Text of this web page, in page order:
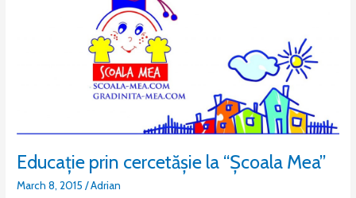
Educație prin cercetășie la “Școala Mea”
March 8, 2015/Adrian